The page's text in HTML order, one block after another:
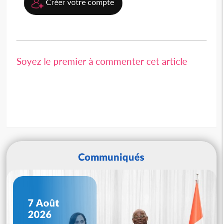
Soyez le premier à commenter cet article
Communiqués
7 Août
2026